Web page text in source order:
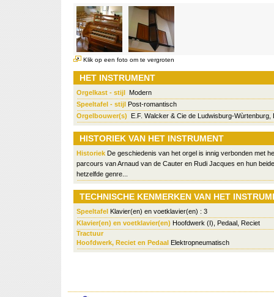
Klik op een foto om te vergroten
HET INSTRUMENT
Orgelkast - stijl Modern
Speeltafel - stijl Post-romantisch
Orgelbouwer(s) E.F. Walcker & Cie de Ludwisburg-Wùrtenburg,
HISTORIEK VAN HET INSTRUMENT
Historiek De geschiedenis van het orgel is innig verbonden met
parcours van Arnaud van de Cauter en Rudi Jacques en hun
hetzelfde genre...
TECHNISCHE KENMERKEN VAN HET
Speeltafel Klavier(en) en voetklavier(en) : 3
Klavier(en) en voetklavier(en) Hoofdwerk (I), Pedaal, Reciet
Tractuur
Hoofdwerk, Reciet en Pedaal Elektropneumatisch